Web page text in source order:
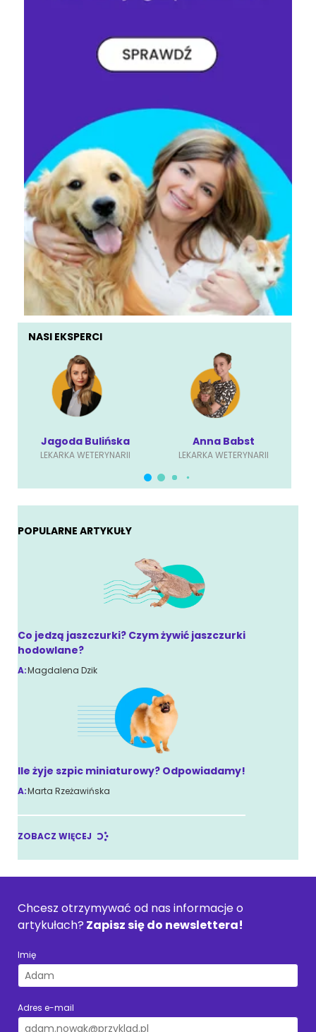
NASI EKSPERCI
Jagoda Bulińska
LEKARKA WETERYNARII
Anna Babst
LEKARKA WETERYNARII
POPULARNE ARTYKUŁY
Co jedzą jaszczurki? Czym żywić jaszczurki
hodowlane?
A:Magdalena Dzik
Ile żyje szpic miniaturowy? Odpowiadamy!
A:Marta Rzeżawińska
ZOBACZ WIĘCEJ
Chcesz otrzymywać od nas informacje o
artykułach? Zapisz się do newslettera!
Imię
Adres e-mail